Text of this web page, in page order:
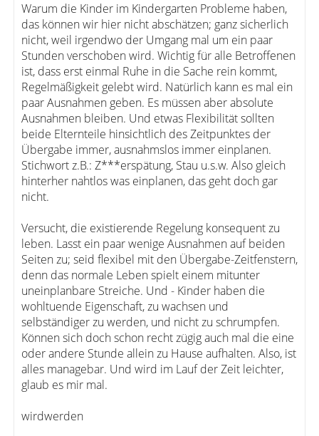
Warum die Kinder im Kindergarten Probleme haben,
das können wir hier nicht abschätzen; ganz sicherlich
nicht, weil irgendwo der Umgang mal um ein paar
Stunden verschoben wird. Wichtig für alle Betroffenen
ist, dass erst einmal Ruhe in die Sache rein kommt,
Regelmäßigkeit gelebt wird. Natürlich kann es mal ein
paar Ausnahmen geben. Es müssen aber absolute
Ausnahmen bleiben. Und etwas Flexibilität sollten
beide Elternteile hinsichtlich des Zeitpunktes der
Übergabe immer, ausnahmslos immer einplanen.
Stichwort z.B.: Z***erspätung, Stau u.s.w. Also gleich
hinterher nahtlos was einplanen, das geht doch gar
nicht.
Versucht, die existierende Regelung konsequent zu
leben. Lasst ein paar wenige Ausnahmen auf beiden
Seiten zu; seid flexibel mit den Übergabe-Zeitfenstern,
denn das normale Leben spielt einem mitunter
uneinplanbare Streiche. Und - Kinder haben die
wohltuende Eigenschaft, zu wachsen und
selbständiger zu werden, und nicht zu schrumpfen.
Können sich doch schon recht zügig auch mal die eine
oder andere Stunde allein zu Hause aufhalten. Also, ist
alles managebar. Und wird im Lauf der Zeit leichter,
glaub es mir mal.
wirdwerden